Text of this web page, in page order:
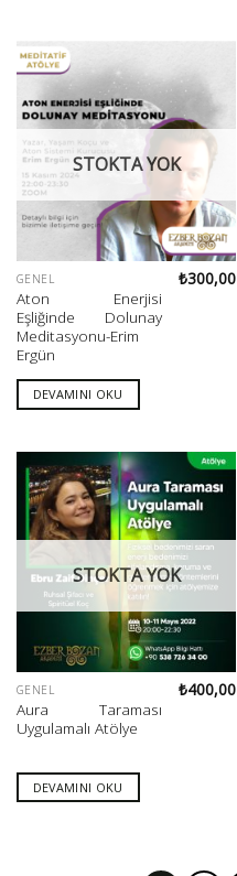
sayfasından
seçilebilir
STOKTA YOK
GENEL
Aton Enerjisi
Eşliğinde Dolunay
Meditasyonu-Erim
Ergün
₺300,00
DEVAMINI OKU
STOKTA YOK
GENEL
Aura Taraması
Uygulamalı Atölye
₺400,00
DEVAMINI OKU